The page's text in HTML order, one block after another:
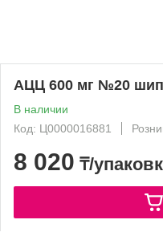
АЦЦ 600 мг №20
В наличии
Код: Ц0000016881
8 020 ₸/